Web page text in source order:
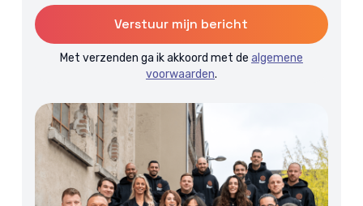
Met verzenden ga ik akkoord met de algemene
voorwaarden.